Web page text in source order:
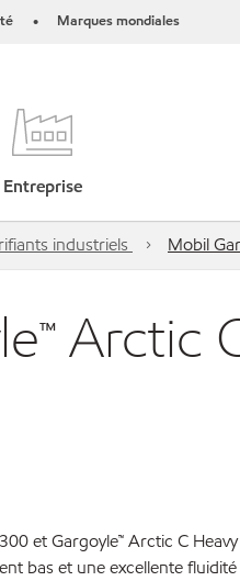
• Marques mondiales
Entreprise
industriels Mobil
Arctic
et Gargoyle™ Arctic C
bas et une excellente